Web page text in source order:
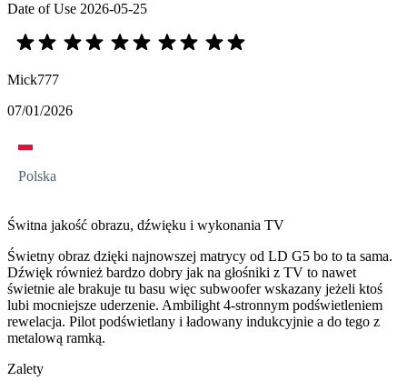
Date of Use 2026-05-25
Mick777
07/01/2026
Polska
Świtna jakość obrazu, dźwięku i wykonania TV
Świetny obraz dzięki najnowszej matrycy od LD G5 bo to ta sama.
Dźwięk również bardzo dobry jak na głośniki z TV to nawet
świetnie ale brakuje tu basu więc subwoofer wskazany jeżeli ktoś
lubi mocniejsze uderzenie. Ambilight 4-stronnym podświetleniem
rewelacja. Pilot podświetlany i ładowany indukcyjnie a do tego z
metalową ramką.
Zalety